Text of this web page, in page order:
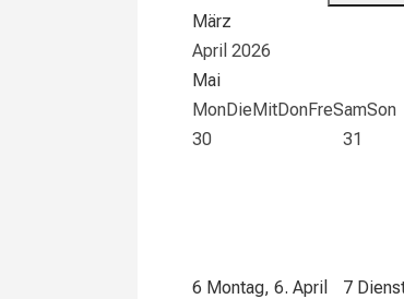
März
April 2026
Mai
MonDieMitDonFreSamSon
30
31
6 Montag, 6. April
7